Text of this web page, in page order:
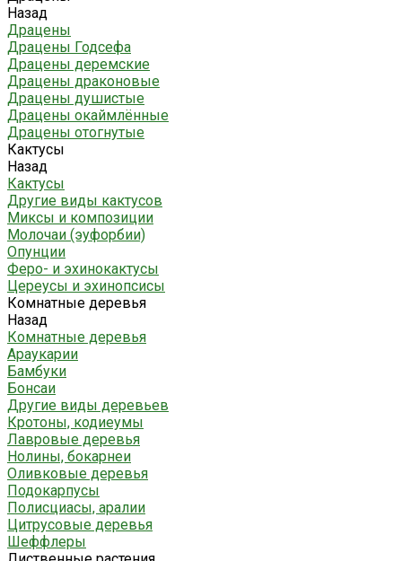
Назад
Драцены
Драцены Годсефа
Драцены деремские
Драцены драконовые
Драцены душистые
Драцены окаймлённые
Драцены отогнутые
Кактусы
Назад
Кактусы
Другие виды кактусов
Миксы и композиции
Молочаи (эуфорбии)
Опунции
Феро- и эхинокактусы
Цереусы и эхинопсисы
Комнатные деревья
Назад
Комнатные деревья
Араукарии
Бамбуки
Бонсаи
Другие виды деревьев
Кротоны, кодиеумы
Лавровые деревья
Нолины, бокарнеи
Оливковые деревья
Подокарпусы
Полисциасы, аралии
Цитрусовые деревья
Шеффлеры